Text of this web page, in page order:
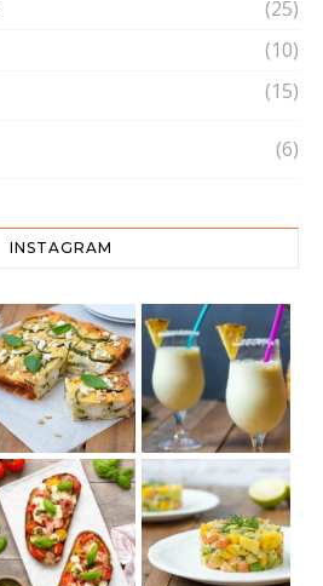
(25)
(10)
(15)
(6)
INSTAGRAM